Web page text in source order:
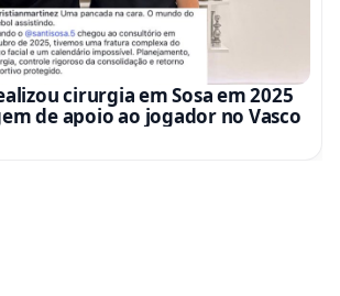
cirurgia em Sosa em 2025
de apoio ao jogador no Vasco